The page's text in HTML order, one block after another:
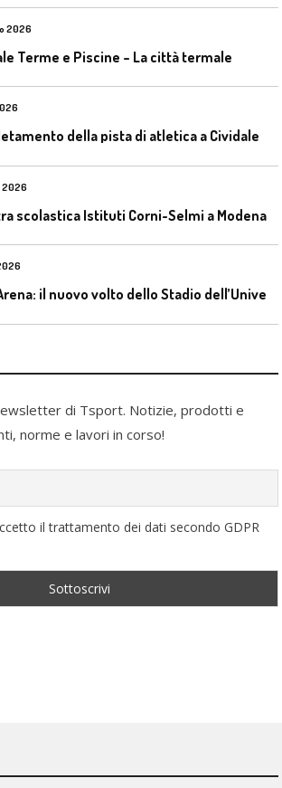
2026
Terme e Piscine – La città termale
2026
scolastica Istituti Corni-Selmi a Modena
di Tsport. Notizie, prodotti e
norme e lavori in corso!
il trattamento dei dati secondo GDPR